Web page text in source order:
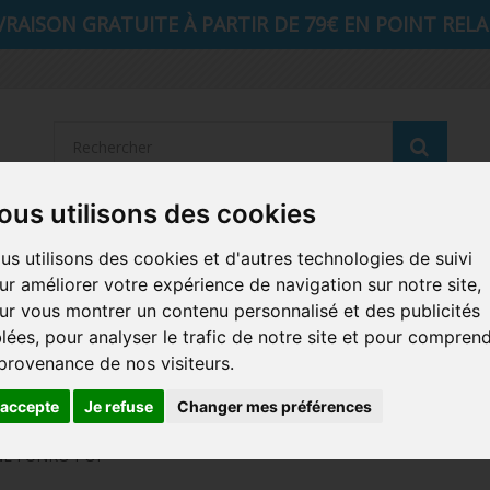
utilisons des cookies
utilisons des cookies et d'autres technologies de suivi
améliorer votre expérience de navigation sur notre site,
vous montrer un contenu personnalisé et des publicités
pour analyser le trafic de notre site et pour
de nos visiteurs.
Je refuse Changer mes préférences
GRATUITE À PARTIR DE 79€ EN POINT
AUTRES COMICS MUSIQUE SPORTS POP
FUNKO HOME FUNKO VINYL SODA RETRO
CARTE A JOUER
FUNKO POP